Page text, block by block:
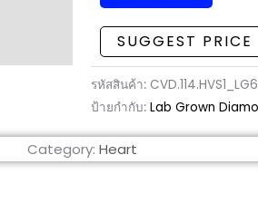
SUGGEST PRICE
รหัสสินค้า:
ป้ายกำกับ: Lab Grown
Category: Heart